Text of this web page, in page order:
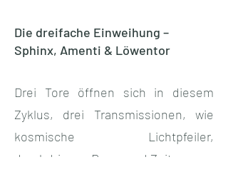
Die dreifache Einweihung –
Sphinx, Amenti & Löwentor
Drei Tore öffnen sich in diesem
Zyklus, drei Transmissionen, wie
kosmische Lichtpfeiler,
durchdringen Raum und Zeit: